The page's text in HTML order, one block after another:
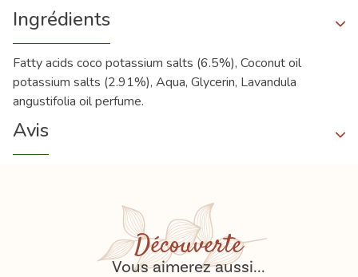
Ingrédients
Fatty acids coco potassium salts (6.5%), Coconut oil
potassium salts (2.91%), Aqua, Glycerin, Lavandula
angustifolia oil perfume.
Avis
Découverte
Vous aimerez aussi...